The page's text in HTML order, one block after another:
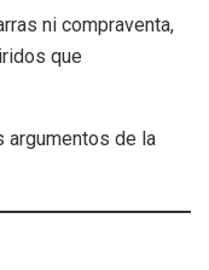
ni compraventa,
que
argumentos de la